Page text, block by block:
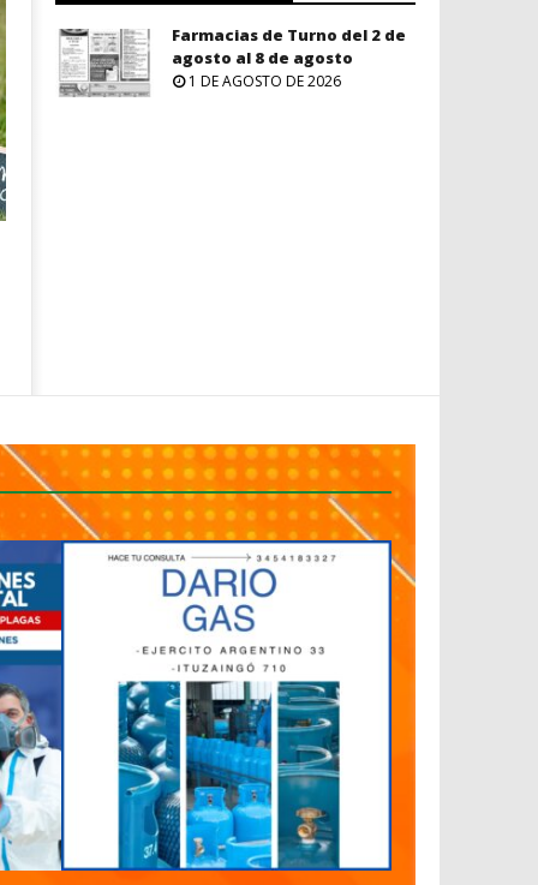
Farmacias de Turno del 2 de
agosto al 8 de agosto
1 DE AGOSTO DE 2026